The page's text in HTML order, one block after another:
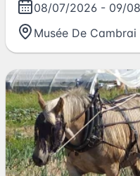
08/07/2026 - 09/
Musée De Cambrai